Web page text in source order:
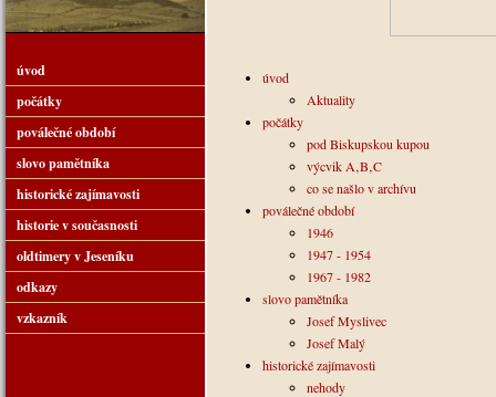
úvod
počátky
poválečné období
slovo pamětníka
historické zajímavosti
historie v současnosti
oldtimery v Jeseníku
odkazy
vzkazník
úvod
Aktuality
počátky
pod Biskupskou kupou
výcvik A‚B‚C
co se našlo v archívu
poválečné období
1946
1947 - 1954
1967 - 1982
slovo pamětníka
Josef Myslivec
Josef Malý
historické zajímavosti
nehody